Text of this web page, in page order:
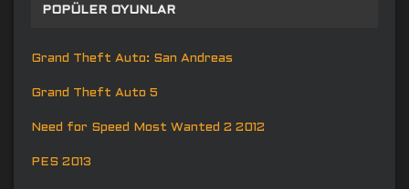
POPÜLER OYUNLAR
Grand Theft Auto: San Andreas
Grand Theft Auto 5
Need for Speed Most Wanted 2 2012
PES 2013